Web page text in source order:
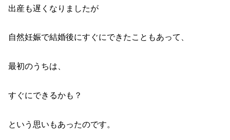
出産も遅くなりましたが
自然妊娠で結婚後にすぐにできたこともあって、
最初のうちは、
すぐにできるかも？
という思いもあったのです。